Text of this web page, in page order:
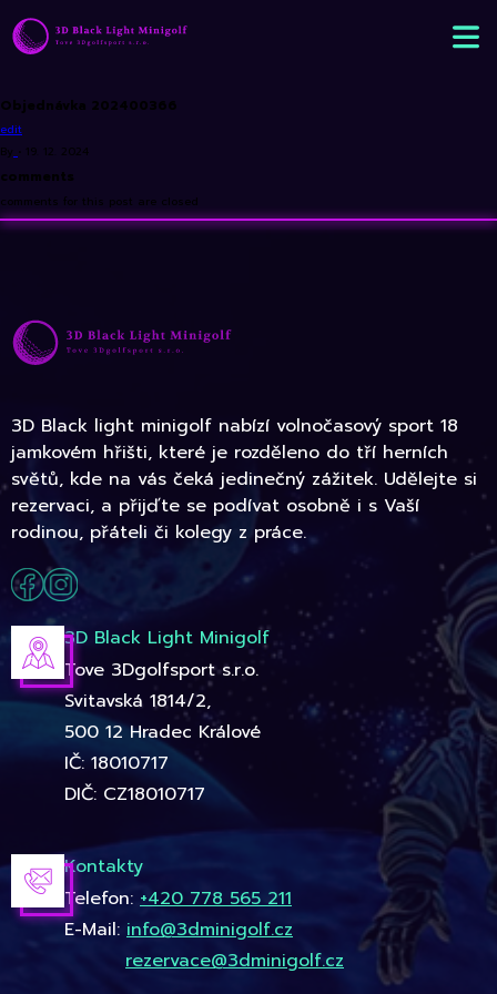
Objednávka 202400366
edit
By • 19. 12. 2024
comments
comments for this post are closed
3D Black light minigolf nabízí volnočasový sport 18
jamkovém hřišti, které je rozděleno do tří herních
světů, kde na vás čeká jedinečný zážitek. Udělejte si
rezervaci, a přijďte se podívat osobně i s Vaší
rodinou, přáteli či kolegy z práce.
3D Black Light Minigolf
Tove 3Dgolfsport s.r.o.
Svitavská 1814/2,
500 12 Hradec Králové
IČ: 18010717
DIČ: CZ18010717
Kontakty
Telefon: +420 778 565 211
E-Mail: info@3dminigolf.cz
rezervace@3dminigolf.cz